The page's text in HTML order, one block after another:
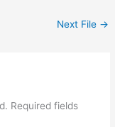
Next File →
Required fields